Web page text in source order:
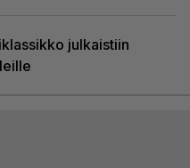
julkaistiin